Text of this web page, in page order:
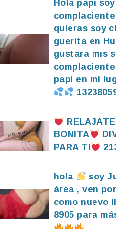
Hola papi
quieras soy
guerita en
gustara mis
papi en mi
BONITA
PARA TI
hola
soy
área , ven
como nuevo
8905 para